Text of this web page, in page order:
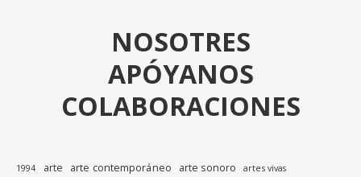
NOSOTRES
APÓYANOS
COLABORACIONES
1994 arte arte contemporáneo arte sonoro artes vivas